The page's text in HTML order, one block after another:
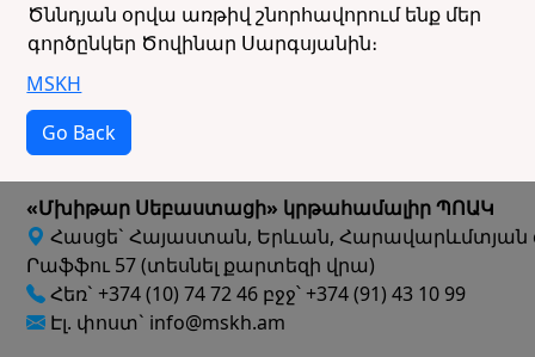
Ծննդյան օրվա առթիվ շնորհավորում ենք մեր
գործընկեր Ծովինար Սարգսյանին։
MSKH
Go Back
«Մխիթար Սեբաստացի» կրթահամալիր ՊՈԱԿ
Հասցե` Հայաստան, Երևան, Հարավարևմտյան
Րաֆֆու 57 (տեսնել քարտեզի վրա)
Հեռ` +374 (10) 74 72 46 բջջ՝ +374 (91) 43 10 99
Էլ. փոստ` info@mskh.am